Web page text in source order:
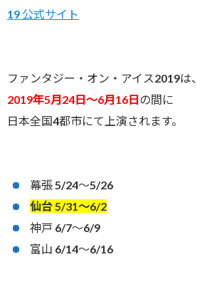
19 公式サイト
ファンタジー・オン・アイス2019は、
2019年5月24日～6月16日の間に
日本全国4都市にて上演されます。
幕張 5/24～5/26
仙台 5/31～6/2
神戸 6/7～6/9
富山 6/14～6/16